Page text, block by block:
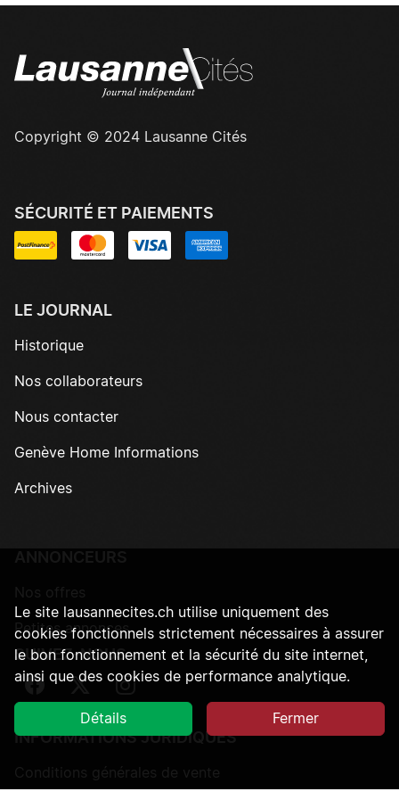
Copyright © 2024 Lausanne Cités
SÉCURITÉ ET PAIEMENTS
LE JOURNAL
Historique
Nos collaborateurs
Nous contacter
Genève Home Informations
Archives
Petites annonces
SUIVEZ-NOUS
Suivez-nous sur Facebook
Suivez-nous sur Twitter
Suivez-nous sur Instagram
INFORMATIONS JURIDIQUES
Le site lausannecites.ch utilise uniquement des
cookies fonctionnels strictement nécessaires à assurer
le bon fonctionnement et la sécurité du site internet,
ainsi que des cookies de performance analytique.
Détails Fermer